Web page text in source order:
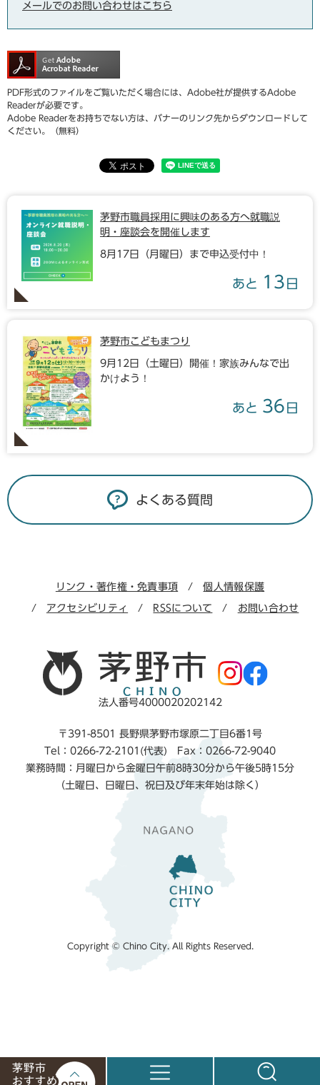
メールでのお問い合わせはこちら
PDF形式のファイルをご覧いただく場合には、Adobe社が提供するAdobe
Readerが必要です。
Adobe Readerをお持ちでない方は、バナーのリンク先からダウンロードして
ください。（無料）
茅野市職員採用に興味のある方へ就職説
明・座談会を開催します
8月17日（月曜日）まで申込受付中！
あと 13 日
茅野市こどもまつり
9月12日（土曜日）開催！家族みんなで出
かけよう！
あと 36 日
よくある質問
リンク・著作権・免責事項 個人情報保護
アクセシビリティ RSSについて お問い合わせ
法人番号4000020202142
〒391-8501 長野県茅野市塚原二丁目6番1号
Tel：0266-72-2101(代表) Fax：0266-72-9040
業務時間：月曜日から金曜日午前8時30分から午後5時15分
（土曜日、日曜日、祝日及び年末年始は除く）
Copyright © Chino City. All Rights Reserved.